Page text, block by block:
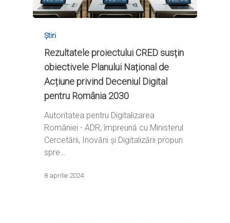
Știri
Rezultatele proiectului CRED susțin
obiectivele Planului Național de
Acțiune privind Deceniul Digital
pentru România 2030
Autoritatea pentru Digitalizarea
României - ADR, împreună cu Ministerul
Cercetării, Inovării și Digitalizării propun
spre…
8 aprilie 2024